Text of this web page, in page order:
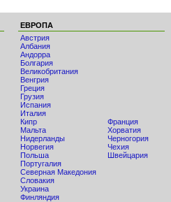
ЕВРОПА
Австрия
Албания
Андорра
Болгария
Великобритания
Венгрия
Греция
Грузия
Испания
Италия
Кипр
Мальта
Нидерланды
Норвегия
Польша
Португалия
Северная Македония
Словакия
Украина
Финляндия
Франция
Хорватия
Черногория
Чехия
Швейцария